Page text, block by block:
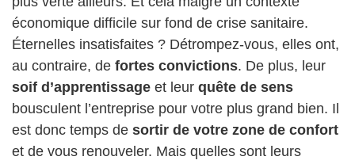
économique difficile sur fond de crise sanitaire.
Éternelles insatisfaites ? Détrompez-vous, elles ont,
au contraire, de fortes convictions. De plus, leur
soif d’apprentissage et leur quête de sens
bousculent l’entreprise pour votre plus grand bien. Il
est donc temps de sortir de votre zone de confort
et de vous renouveler. Mais quelles sont leurs